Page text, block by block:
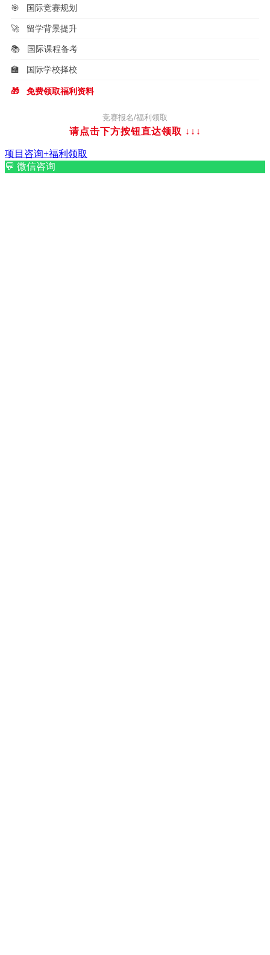
🎯 国际竞赛规划
🚀 留学背景提升
📚 国际课程备考
🏫 国际学校择校
🎁 免费领取福利资料
竞赛报名/福利领取
请点击下方按钮直达领取 ↓↓↓
项目咨询+福利领取
💬 微信咨询